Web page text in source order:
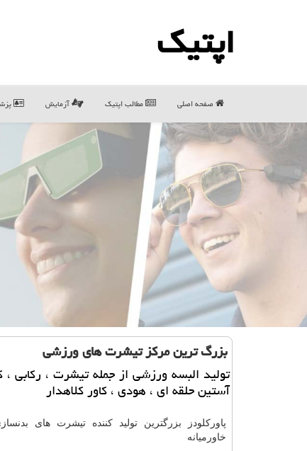
اپتیك
صفحه اصلی مطالب اپتیك آزمایش
بزرگ ترین مركز تیشرت های ورزشی
تولید البسه ورزشی از جمله تیشرت ، ركابی ،
آستین حلقه ای ، هودی ، كاور كلاهدار
پاورکلودز بزرگترین تولید کننده تیشرت های
خاورمیانه